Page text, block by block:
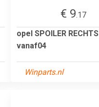
€ 9.17
opel SPOILER RECHTS
vanaf04
Winparts.nl